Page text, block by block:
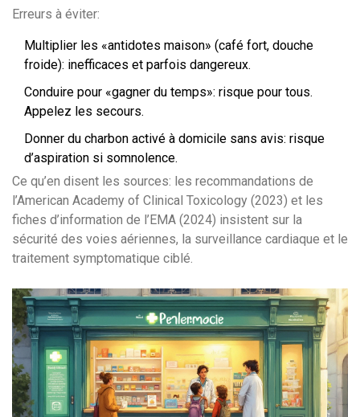
Erreurs à éviter:
Multiplier les «antidotes maison» (café fort, douche
froide): inefficaces et parfois dangereux.
Conduire pour «gagner du temps»: risque pour tous.
Appelez les secours.
Donner du charbon activé à domicile sans avis: risque
d’aspiration si somnolence.
Ce qu’en disent les sources: les recommandations de
l’American Academy of Clinical Toxicology (2023) et les
fiches d’information de l’EMA (2024) insistent sur la
sécurité des voies aériennes, la surveillance cardiaque et le
traitement symptomatique ciblé.